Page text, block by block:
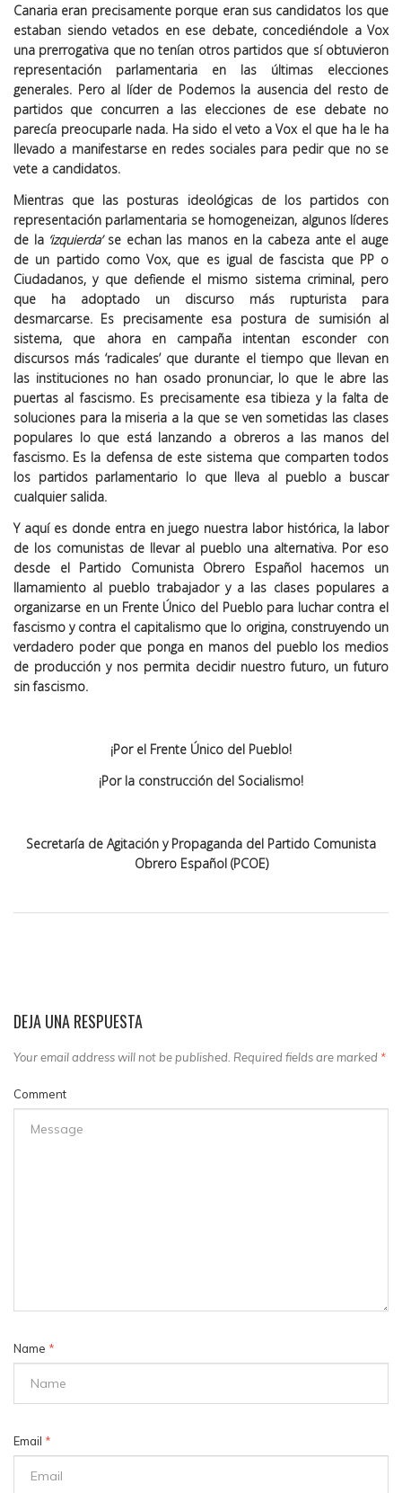
Canaria eran precisamente porque eran sus candidatos los que
estaban siendo vetados en ese debate, concediéndole a Vox
una prerrogativa que no tenían otros partidos que sí obtuvieron
representación parlamentaria en las últimas elecciones
generales. Pero al líder de Podemos la ausencia del resto de
partidos que concurren a las elecciones de ese debate no
parecía preocuparle nada. Ha sido el veto a Vox el que ha le ha
llevado a manifestarse en redes sociales para pedir que no se
vete a candidatos.
Mientras que las posturas ideológicas de los partidos con
representación parlamentaria se homogeneizan, algunos líderes
de la ‘izquierda’se echan las manos en la cabeza ante el auge
de un partido como Vox, que es igual de fascista que PP o
Ciudadanos, y que defiende el mismo sistema criminal, pero
que ha adoptado un discurso más rupturista para
desmarcarse. Es precisamente esa postura de sumisión al
sistema, que ahora en campaña intentan esconder con
discursos más ‘radicales’ que durante el tiempo que llevan en
las instituciones no han osado pronunciar, lo que le abre las
puertas al fascismo. Es precisamente esa tibieza y la falta de
soluciones para la miseria a la que se ven sometidas las clases
populares lo que está lanzando a obreros a las manos del
fascismo. Es la defensa de este sistema que comparten todos
los partidos parlamentario lo que lleva al pueblo a buscar
cualquier salida.
Y aquí es donde entra en juego nuestra labor histórica, la labor
de los comunistas de llevar al pueblo una alternativa. Por eso
desde el Partido Comunista Obrero Español hacemos un
llamamiento al pueblo trabajador y a las clases populares a
organizarse en un Frente Único del Pueblo para luchar contra el
fascismo y contra el capitalismo que lo origina, construyendo un
verdadero poder que ponga en manos del pueblo los medios
de producción y nos permita decidir nuestro futuro, un futuro
sin fascismo.
¡Por el Frente Único del Pueblo!
¡Por la construcción del Socialismo!
Secretaría de Agitación y Propaganda del Partido Comunista
Obrero Español (PCOE)
DEJA UNA RESPUESTA
Your email address will not be published. Required fields are marked *
Comment
Name *
Email *